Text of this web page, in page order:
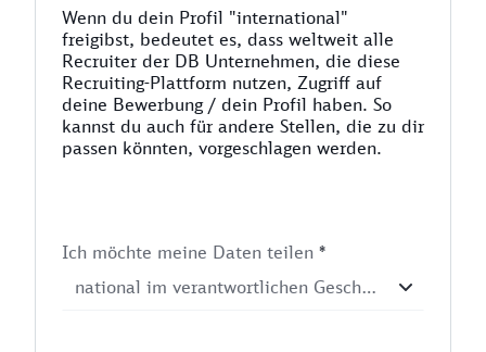
Wenn du dein Profil "international"
freigibst, bedeutet es, dass weltweit alle
Recruiter der DB Unternehmen, die diese
Recruiting-Plattform nutzen, Zugriff auf
deine Bewerbung / dein Profil haben. So
kannst du auch für andere Stellen, die zu dir
passen könnten, vorgeschlagen werden.
Ich möchte meine Daten teilen *